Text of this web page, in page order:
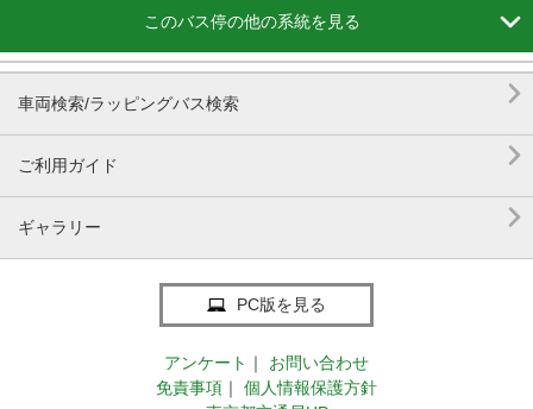
このバス停の他の系統を見る 
車両検索/ラッピングバス検索 
ご利用ガイド 
ギャラリー 
PC版を見る
アンケート ｜
お問い合わせ
免責事項 ｜
個人情報保護方針